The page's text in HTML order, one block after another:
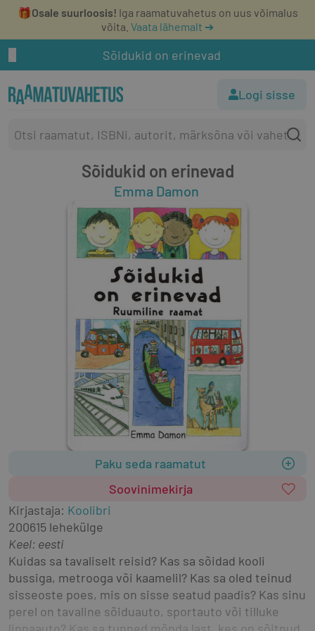
🎁Osale suurloosis! Iga raamatuvahetus on uus võimalus
võita. Vaata lähemalt ➔
Sõidukid on erinevad
Logi sisse
Sõidukid on erinevad
Emma Damon
Paku seda raamatut
Soovinimekirja
Kirjastaja: Koolibri
200615 lehekülge
Keel: eesti
Kuidas sa tavaliselt reisid? Kas sa sõidad kooli
bussiga, metrooga või kaamelil? Kas sa oled teinud
sisseoste poes, mis on sisse seatud paadis? Kas sinu
perel on tavaline sõiduauto, sportauto või tilluke
linnaauto? Kas sa tunned mõnda last, kes on sõitnud